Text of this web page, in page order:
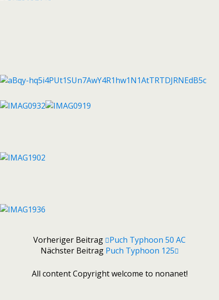
Vorheriger Beitrag
Puch Typhoon 50 AC
Nächster Beitrag Puch Typhoon 125
All content Copyright welcome to nonanet!